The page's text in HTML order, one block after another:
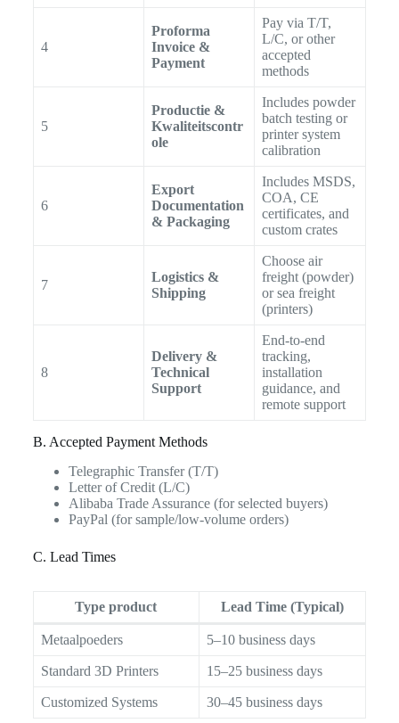
4
Proforma
Invoice &
Payment
Pay via T/T,
L/C, or other
accepted
methods
5
Productie &
Kwaliteitscontr
ole
Includes powder
batch testing or
printer system
calibration
6
Export
Documentation
& Packaging
Includes MSDS,
COA, CE
certificates, and
custom crates
7
Logistics &
Shipping
Choose air
freight (powder)
or sea freight
(printers)
8
Delivery &
Technical
Support
End-to-end
tracking,
installation
guidance, and
remote support
B. Accepted Payment Methods
Telegraphic Transfer (T/T)
Letter of Credit (L/C)
Alibaba Trade Assurance (for selected buyers)
PayPal (for sample/low-volume orders)
C. Lead Times
Type product Lead Time (Typical)
Metaalpoeders 5–10 business days
Standard 3D Printers 15–25 business days
Customized Systems 30–45 business days